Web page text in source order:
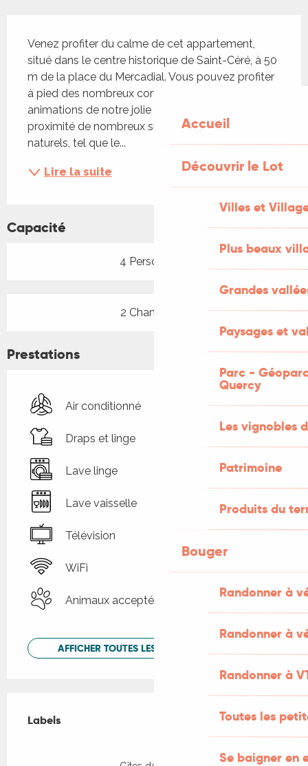
Accueil
Découvrir le Lot
Villes et
Plus beaux
Grandes
Paysages et
Parc -
Quercy
Les vignobles
Patrimoine
Produits du
Bouger
Randonner à
Randonner à
Randonner à
Toutes les
Se baigner en
Venez profiter du calme de cet appartement,
situé dans le centre historique de Saint-Céré, à 50
m de la place du Mercadial. Vous pouvez profiter
à pied des nombreux commerces, restaurant et
animations de notre jolie ville. Vous êtes à
proximité de nombreux sites historiques ou
naturels, tel que le...
Lire la suite
Capacité
4 Personne(s)
2 Chambre(s)
Prestations
Air conditionné
Draps et linge
Lave linge
Lave vaisselle
Télévision
WiFi
Animaux acceptés
AFFICHER TOUTES LES PRESTATIONS
Labels
Labels